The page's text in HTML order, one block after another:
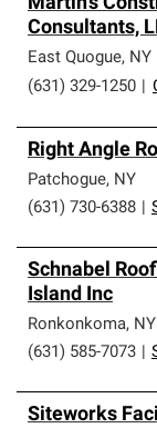
Consultants,
East Quogue, NY
(631) 329-1250
Right Angle
Patchogue, NY
(631) 730-6388
Schnabel
Island Inc
Ronkonkoma, NY
(631) 585-7073
Siteworks